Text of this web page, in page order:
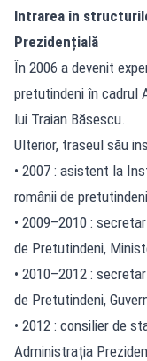
Intrarea în
Prezidențială
În 2006 a devenit
pretutindeni în cadrul
lui Traian Băsescu.
Ulterior, traseul său
• 2007 : asistent la
românii de pretutindeni
• 2009–2010 :
de Pretutindeni,
• 2010–2012 :
de Pretutindeni,
• 2012 : consilier de
Administrația